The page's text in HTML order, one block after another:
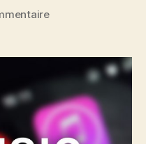
sur
Apple
Music…
mon
avis
est